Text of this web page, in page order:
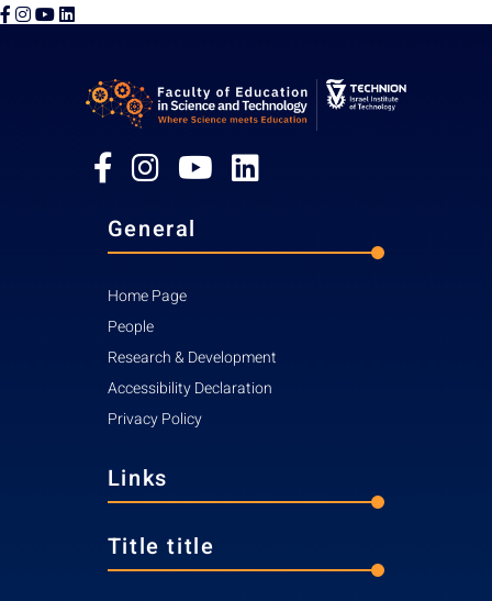
General
Home Page
People
Research & Development
Accessibility Declaration
Privacy Policy
Links
Title title